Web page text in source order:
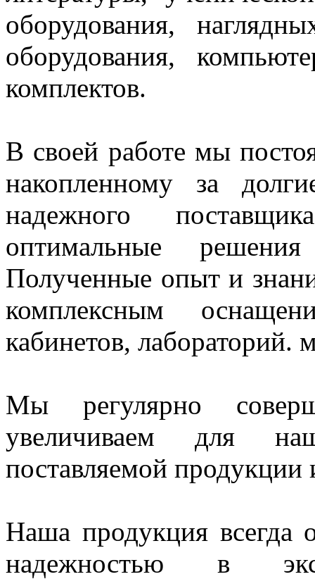
оборудования,
оборудования,
комплектов.
В своей работе мы
накопленному за
надежного
оптимальные
Полученные опыт и
комплексным
кабинетов, лабораторий.
Мы регулярно
увеличиваем для
поставляемой продукции
Наша продукция всегда
надежностью в